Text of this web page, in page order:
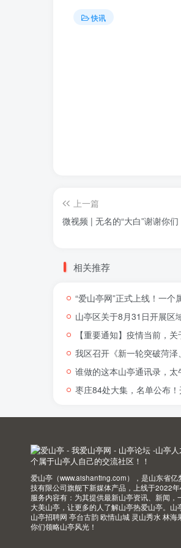
快讯
上一篇
微视频 | 无名的“大白”谢谢你们
相关推荐
“爱山亭网”正式上线！一个
山亭区关于8月31日开展区
【重要通知】疫情当前，
我区召开《新一轮突破菏
谁做的这本山亭通讯录，太
枣庄84处大集，名单公布
爱山亭（www.aishanting.com），是山东省亿
技有限公司旗舰下新媒体产品，上线于2022
服务内容有：为其提供最新山亭资讯、新闻，
大美山亭，让更多的人了解山亭热爱山亭。山
山亭招聘网 亭台古韵 欧情山城 灵山秀水 林海
你们领略山亭风光！